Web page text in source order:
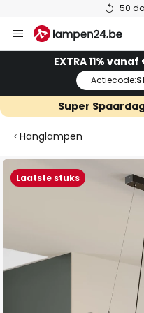
50
naar
EXTRA 11%
Actiecode:
Super
Hanglampen
Laatste stuks
Ga
naar
de
afbeeldingen-